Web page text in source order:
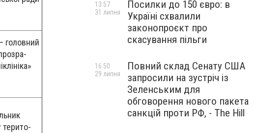
головний
терито-
Посилки до 150 євро: в
Україні схвалили
законопроєкт про
скасування пільги
13:57
31 липня
Повний склад Сенату США
запросили на зустріч із
Зеленським для
обговорення нового пакета
санкцій проти РФ, - The Hill
16:50
29 липня